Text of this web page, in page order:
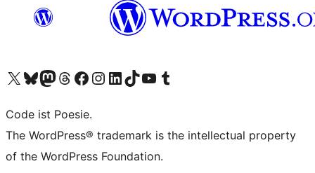
Unser X-Konto (früher Twitter) besuchen
Unser Bluesky-Konto besuchen
Unser Mastodon-Konto besuchen
Unser Threads-Konto besuchen
Unsere Facebook-Seite besuchen
Unser Instagram-Konto besuchen
Unser LinkedIn-Konto besuchen
Unser TikTok-Konto besuchen
Unseren YouTube-Kanal besuchen
Unser Tumblr-Konto besuchen
Code ist Poesie.
The WordPress® trademark is the intellectual property
of the WordPress Foundation.